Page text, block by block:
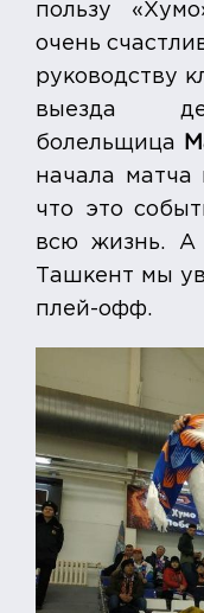
пользу
очень
руководству
выезда
болельщица
начала
что это
всю жизнь. А
Ташкент мы
плей-офф.